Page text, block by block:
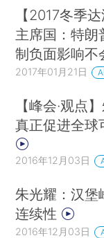
【2017冬季
主席国：特
制负面影响不
2017年01月21日
【峰会·观点
真正促进全球
2016年12月03日
朱光耀：汉堡
连续性
2016年12月03日